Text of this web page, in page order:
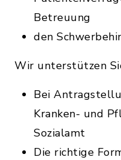
Betreuung
den
Wir unterstützen
Bei
Kranken- und
Sozialamt
Die richtige